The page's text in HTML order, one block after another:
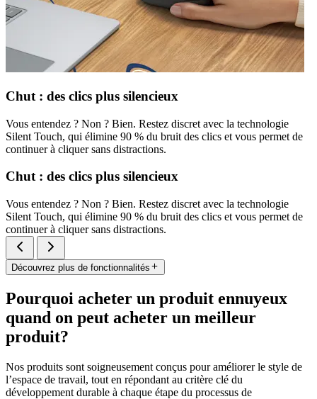
Chut : des clics plus silencieux
Vous entendez ? Non ? Bien. Restez discret avec la technologie
Silent Touch, qui élimine 90 % du bruit des clics et vous permet de
continuer à cliquer sans distractions.
Chut : des clics plus silencieux
Vous entendez ? Non ? Bien. Restez discret avec la technologie
Silent Touch, qui élimine 90 % du bruit des clics et vous permet de
continuer à cliquer sans distractions.
Découvrez plus de fonctionnalités
Pourquoi acheter un produit ennuyeux
quand on peut acheter un meilleur
produit?
Nos produits sont soigneusement conçus pour améliorer le style de
l’espace de travail, tout en répondant au critère clé du
développement durable à chaque étape du processus de